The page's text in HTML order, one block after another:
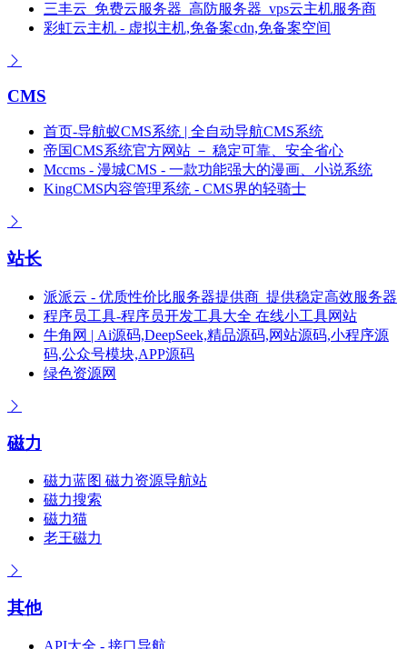
三丰云_免费云服务器_高防服务器_vps云主机服务商
彩虹云主机 - 虚拟主机,免备案cdn,免备案空间
CMS
首页-导航蚁CMS系统 | 全自动导航CMS系统
帝国CMS系统官方网站 － 稳定可靠、安全省心
Mccms - 漫城CMS - 一款功能强大的漫画、小说系统
KingCMS内容管理系统 - CMS界的轻骑士
站长
派派云 - 优质性价比服务器提供商_提供稳定高效服务器
程序员工具-程序员开发工具大全 在线小工具网站
牛角网 | Ai源码,DeepSeek,精品源码,网站源码,小程序源
码,公众号模块,APP源码
绿色资源网
磁力
磁力蓝图 磁力资源导航站
磁力搜索
磁力猫
老王磁力
其他
API大全 - 接口导航